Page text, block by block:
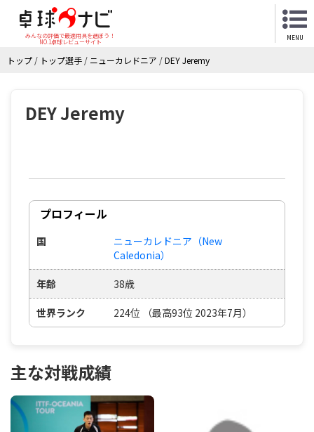
みんなの評価で最適用具を選ぼう！
NO.1卓球レビューサイト
MENU
トップ / トップ選手 / ニューカレドニア /DEY Jeremy
DEY Jeremy
プロフィール
国
ニューカレドニア（New
Caledonia）
年齢 38歳
世界ランク 224位 （最高93位 2023年7月）
主な対戦成績